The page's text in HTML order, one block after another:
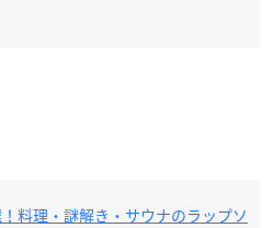
料理・謎解き・サウナのラップソ